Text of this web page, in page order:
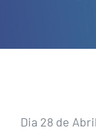
Dia 28 de